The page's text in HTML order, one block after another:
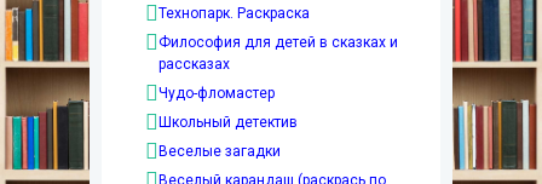
Технопарк. Раскраска
Философия для детей в сказках и
рассказах
Чудо-фломастер
Школьный детектив
Веселые загадки
Веселый карандаш (раскрась по